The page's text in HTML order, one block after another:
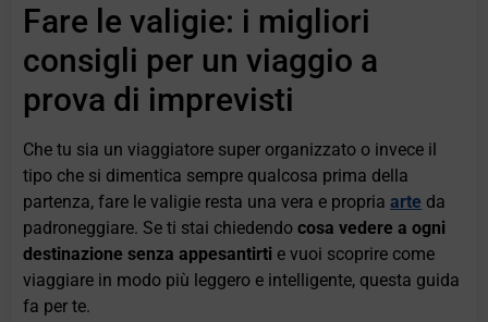
Fare le valigie: i migliori
consigli per un viaggio a
prova di imprevisti
Che tu sia un viaggiatore super organizzato o invece il
tipo che si dimentica sempre qualcosa prima della
partenza, fare le valigie resta una vera e propriaarte da
padroneggiare. Se ti stai chiedendocosa vedere a ogni
destinazione senza appesantirti e vuoi scoprire come
viaggiare in modo più leggero e intelligente, questa guida
fa per te.